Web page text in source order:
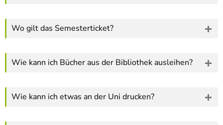
Wo gilt das Semesterticket?
Wie kann ich Bücher aus der Bibliothek ausleihen?
Wie kann ich etwas an der Uni drucken?